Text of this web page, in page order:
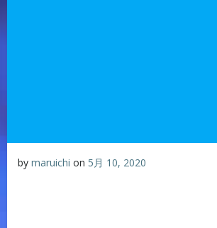
by maruichi on 5月 10, 2020